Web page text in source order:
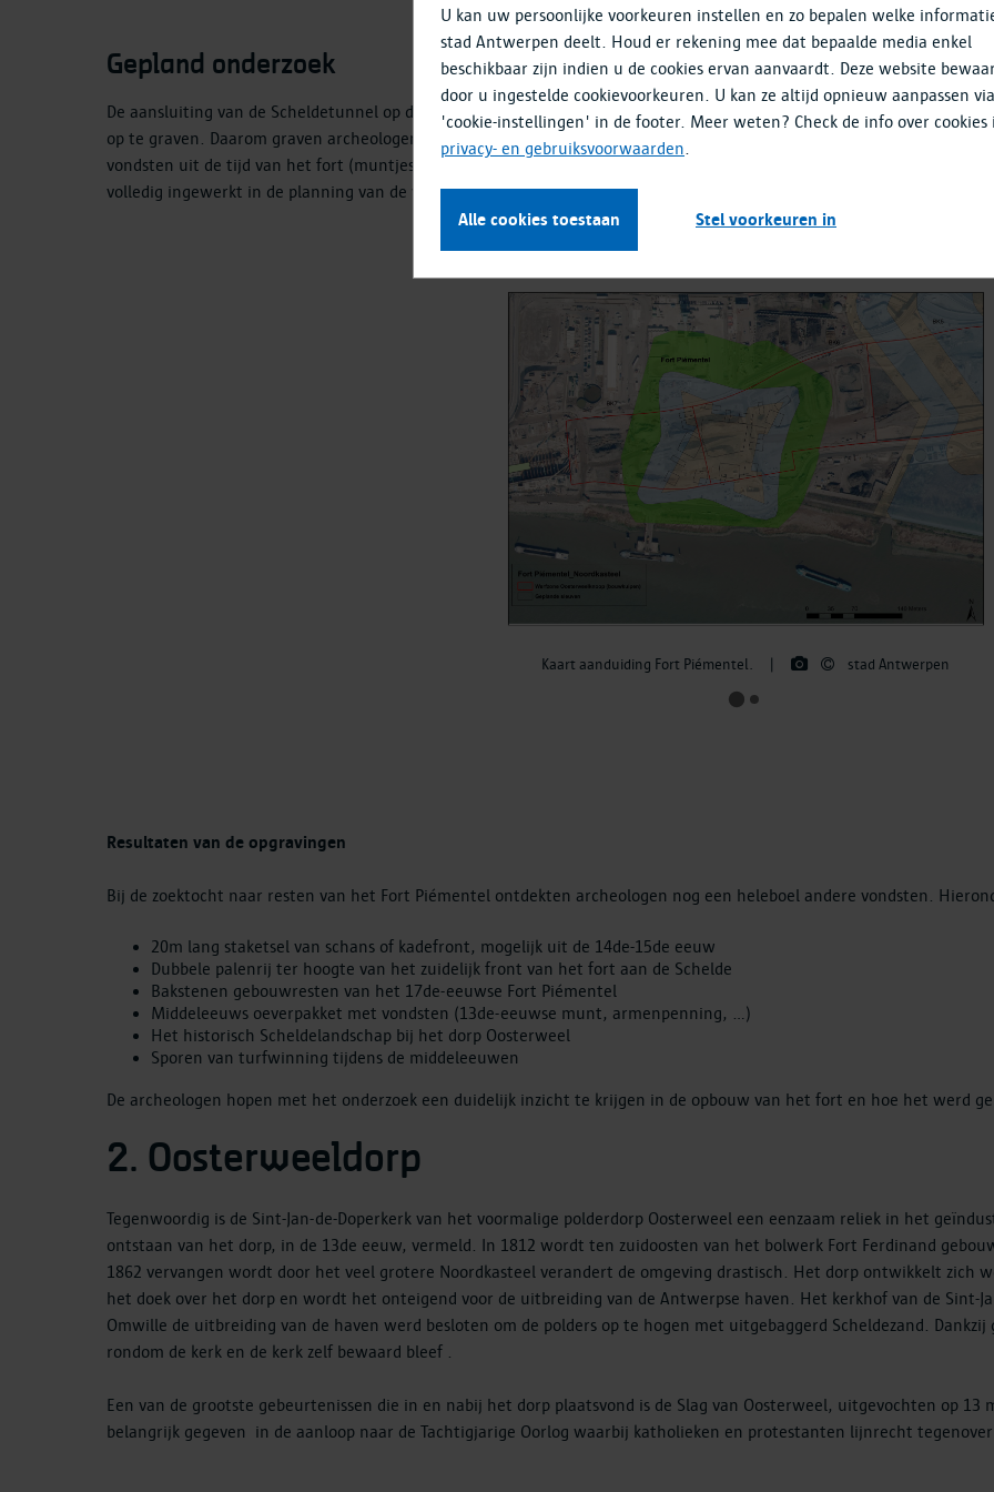
Gepland onderzoek
De aansluiting van de Scheldetunnel op de Oosterweelknoop doorkruist Fort Piémentel. De impact op het oude fort is
op te graven. Daarom graven archeologen een reeks proefsleuven uit op de verschillende onderdelen van het fort.
vondsten uit de tijd van het fort (muntjes, musketkogels, …) in te zamelen en worden de opgravingen
volledig ingewerkt in de planning van de werken aan het Oosterweelknooppunt. Het onderzoek start in december en
Kaart aanduiding Fort Piémentel. stad Antwerpen
Resultaten van de opgravingen
Bij de zoektocht naar resten van het Fort Piémentel ontdekten archeologen nog een heleboel andere vondsten.
20m lang staketsel van schans of kadefront, mogelijk uit de 14de-15de eeuw
Dubbele palenrij ter hoogte van het zuidelijk front van het fort aan de Schelde
Bakstenen gebouwresten van het 17de-eeuwse Fort Piémentel
Middeleeuws oeverpakket met vondsten (13de-eeuwse munt, armenpenning, …)
Het historisch Scheldelandschap bij het dorp Oosterweel
Sporen van turfwinning tijdens de middeleeuwen
De archeologen hopen met het onderzoek een duidelijk inzicht te krijgen in de opbouw van het fort en hoe het werd
2. Oosterweeldorp
Tegenwoordig is de Sint-Jan-de-Doperkerk van het voormalige polderdorp Oosterweel een eenzaam reliek in het
ontstaan van het dorp, in de 13de eeuw, vermeld. In 1812 wordt ten zuidoosten van het bolwerk Fort Ferdinand
1862 vervangen wordt door het veel grotere Noordkasteel verandert de omgeving drastisch. Het dorp ontwikkelt zich
het doek over het dorp en wordt het onteigend voor de uitbreiding van de Antwerpse haven. Het kerkhof van de Sint-
Omwille de uitbreiding van de haven werd besloten om de polders op te hogen met uitgebaggerd Scheldezand.
rondom de kerk en de kerk zelf bewaard bleef .
Een van de grootste gebeurtenissen die in en nabij het dorp plaatsvond is de Slag van Oosterweel, uitgevochten op 13
belangrijk gegeven in de aanloop naar de Tachtigjarige Oorlog waarbij katholieken en protestanten lijnrecht
U kan uw persoonlijke voorkeuren instellen en zo bepalen welke
stad Antwerpen deelt. Houd er rekening mee dat bepaalde media enkel
beschikbaar zijn indien u de cookies ervan aanvaardt. Deze website
door u ingestelde cookievoorkeuren. U kan ze altijd opnieuw aanpassen via
'cookie-instellingen' in de footer. Meer weten? Check de info over cookies
privacy- en gebruiksvoorwaarden.
Alle cookies toestaan Stel voorkeuren in